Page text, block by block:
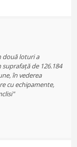
două loturi a
de 126.184
în vederea
cu echipamente,